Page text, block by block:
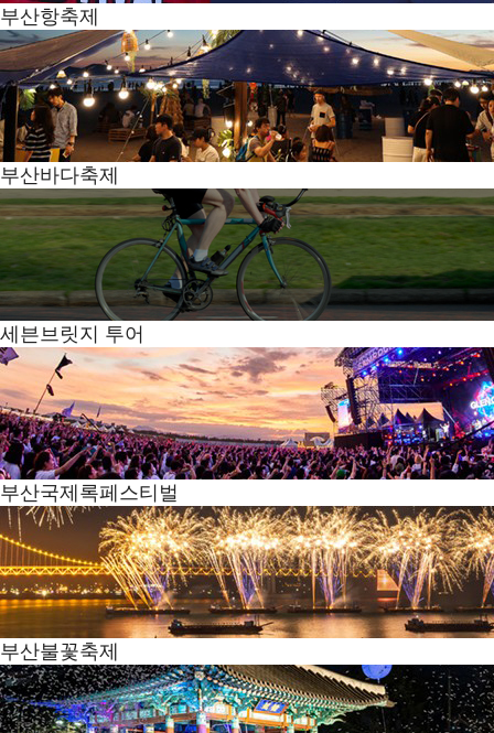
부산항축제
부산바다축제
세븐브릿지 투어
부산국제록페스티벌
부산불꽃축제